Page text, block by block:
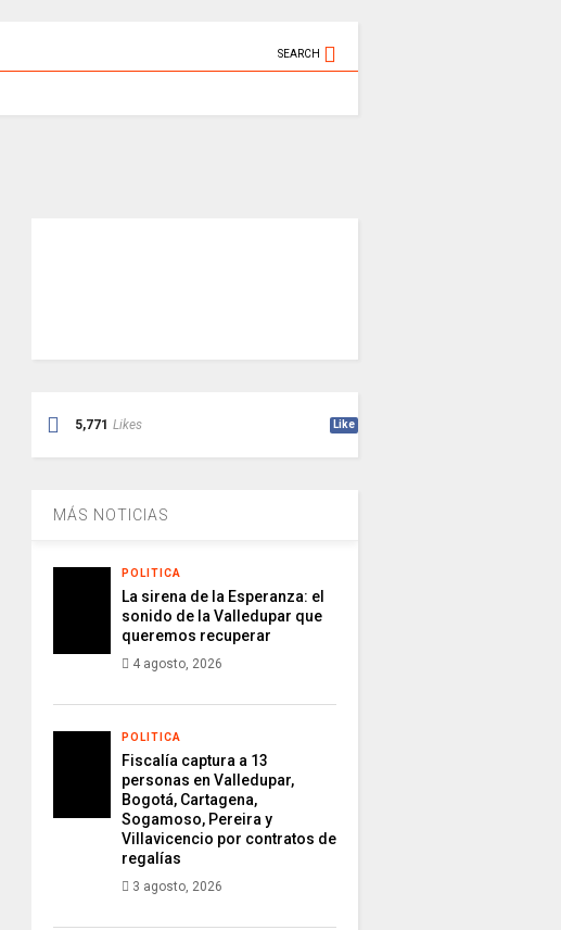
SEARCH
5,771 Likes Like
MÁS NOTICIAS
POLITICA
La sirena de la Esperanza: el
sonido de la Valledupar que
queremos recuperar
4 agosto, 2026
POLITICA
Fiscalía captura a 13
personas en Valledupar,
Bogotá, Cartagena,
Sogamoso, Pereira y
Villavicencio por contratos de
regalías
3 agosto, 2026